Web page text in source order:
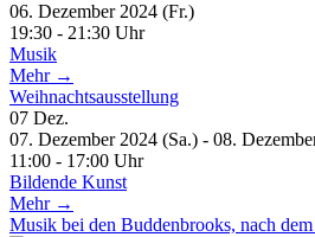
06. Dezember 2024 (Fr.)
19:30 - 21:30 Uhr
Musik
Mehr →
Weihnachtsausstellung
07 Dez.
07. Dezember 2024 (Sa.) - 08.
11:00 - 17:00 Uhr
Bildende Kunst
Mehr →
Musik bei den Buddenbrooks, nach